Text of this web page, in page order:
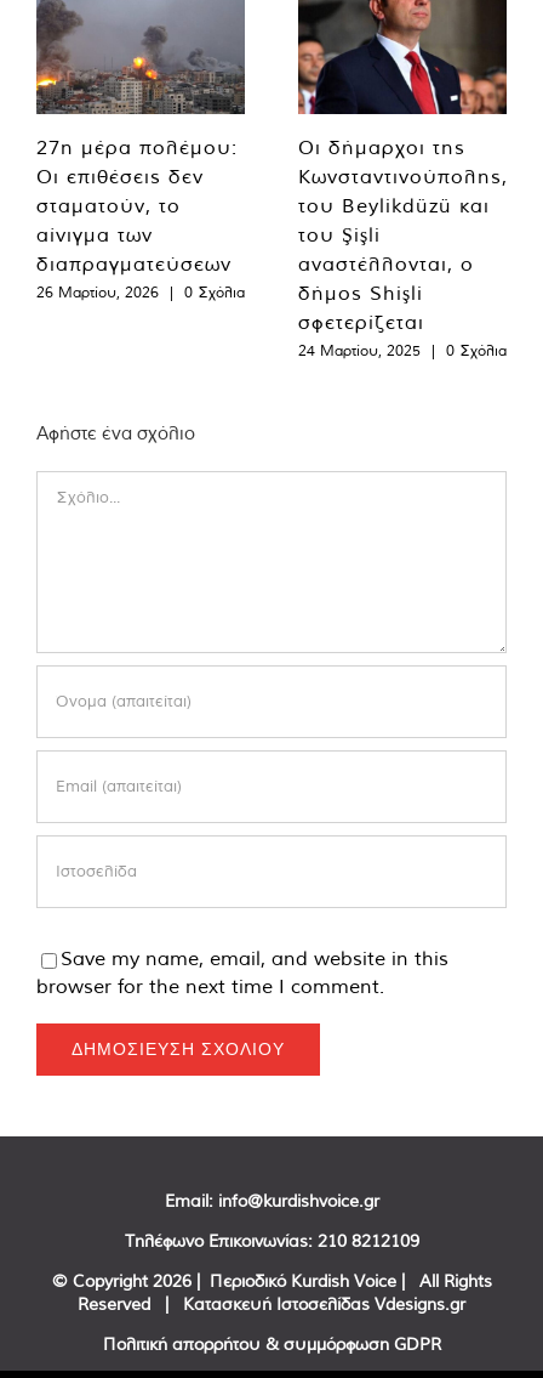
27η μέρα πολέμου:
Οι επιθέσεις δεν
σταματούν, το
αίνιγμα των
διαπραγματεύσεων
26 Μαρτίου, 2026 | 0 Σχόλια
Οι δήμαρχοι της
Κωνσταντινούπολης,
του Beylikdüzü και
του Şişli
αναστέλλονται, ο
δήμος Shişli
σφετερίζεται
24 Μαρτίου, 2025 | 0 Σχόλια
Αφήστε ένα σχόλιο
Save my name, email, and website in this
browser for the next time I comment.
Email: info@kurdishvoice.gr
Τηλέφωνο Επικοινωνίας: 210 8212109
© Copyright 2026 | Περιοδικό Kurdish Voice | All Rights
Reserved | Κατασκευή Ιστοσελίδας Vdesigns.gr
Πολιτική απορρήτου & συμμόρφωση GDPR